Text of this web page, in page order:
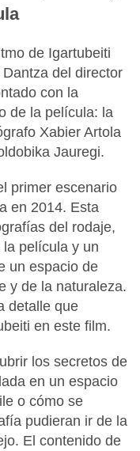
de Igartubeiti
del director
con la
de la película: la
Xabier Artola
Jauregi.
primer escenario
en 2014. Esta
del rodaje,
película y un
un espacio de
y de la naturaleza.
detalle que
en este film.
los secretos de
en un espacio
o cómo se
pudieran ir de la
El contenido de